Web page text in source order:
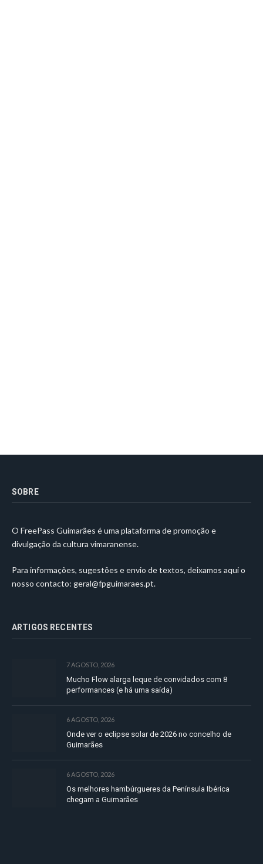
SOBRE
O FreePass Guimarães é uma plataforma de promoção e
divulgação da cultura vimaranense.
Para informações, sugestões e envio de textos, deixamos aqui o
nosso contacto: geral@fpguimaraes.pt.
ARTIGOS RECENTES
7 AGOSTO, 2026
Mucho Flow alarga leque de convidados com 8
performances (e há uma saída)
6 AGOSTO, 2026
Onde ver o eclipse solar de 2026 no concelho de
Guimarães
6 AGOSTO, 2026
Os melhores hambúrgueres da Península Ibérica
chegam a Guimarães